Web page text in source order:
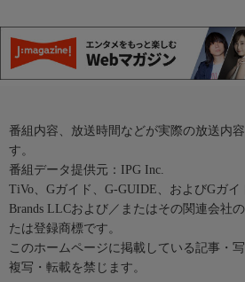
番組内容、放送時間などが実際の放送内
す。
番組データ提供元：IPG Inc.
TiVo、Gガイド、G-GUIDE、およびGガ
Brands LLCおよび／またはその関連会社
たは登録商標です。
このホームページに掲載している記事・
複写・転載を禁じます。